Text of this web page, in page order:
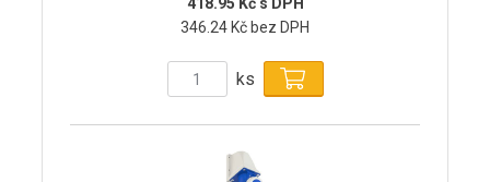
418.95 Kč s DPH
346.24 Kč bez DPH
ks